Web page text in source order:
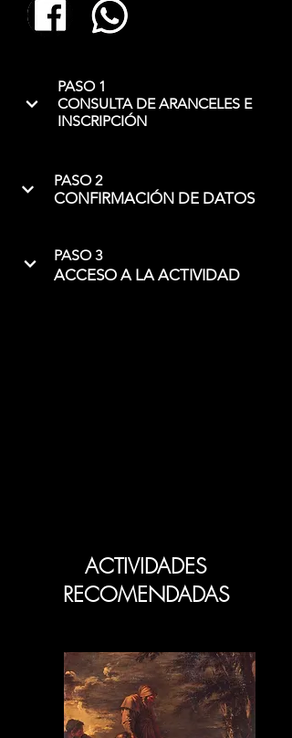
PASO 1
CONSULTA DE ARANCELES E
INSCRIPCIÓN
PASO 2
CONFIRMACIÓN DE DATOS
PASO 3
ACCESO A LA ACTIVIDAD
ACTIVIDADES
RECOMENDADAS